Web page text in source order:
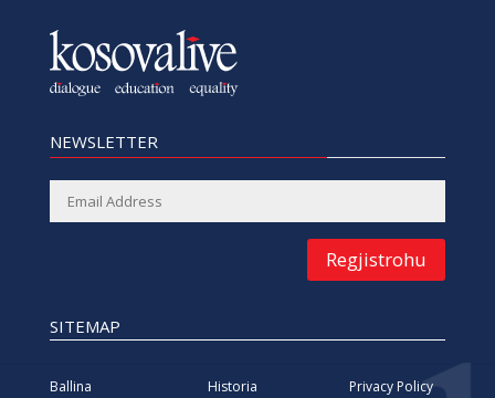
NEWSLETTER
Regjistrohu
SITEMAP
Ballina
Historia
Privacy Policy